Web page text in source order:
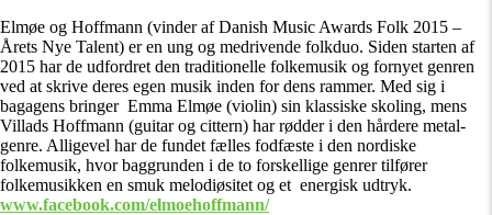
Elmøe og Hoffmann (vinder af Danish Music Awards Folk 2015 –
Årets Nye Talent) er en ung og medrivende folkduo. Siden starten af
2015 har de udfordret den traditionelle folkemusik og fornyet genren
ved at skrive deres egen musik inden for dens rammer. Med sig i
bagagens bringer Emma Elmøe (violin) sin klassiske skoling, mens
Villads Hoffmann (guitar og cittern) har rødder i den hårdere metal-
genre. Alligevel har de fundet fælles fodfæste i den nordiske
folkemusik, hvor baggrunden i de to forskellige genrer tilfører
folkemusikken en smuk melodiøsitet og et energisk udtryk.
www.facebook.com/elmoehoffmann/